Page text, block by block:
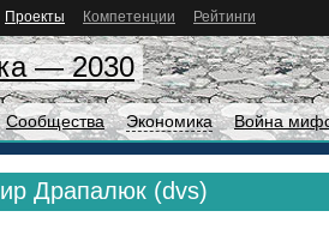
Проекты Компетенции Рейтинги
— 2030
Сообщества Экономика Война
Драпалюк (dvs)